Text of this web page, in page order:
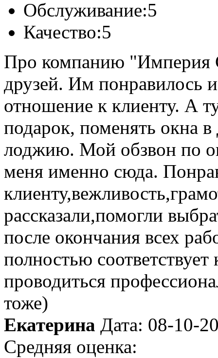
Обслуживание:5
Качество:5
Про компанию "Империя
друзей. Им понравилось
отношение к клиенту. А
подарок, поменять окна в
лоджию. Мой обзвон по
меня именно сюда.
рассказали,помогли
после окончания всех
полностью
проводиться
тоже)
Екатерина Дата: 08-10-
Средняя оценка: